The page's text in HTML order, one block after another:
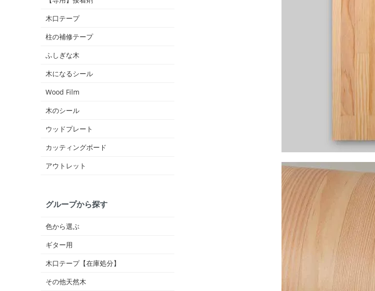
木口テープ
柱の補修テープ
ふしぎな木
木になるシール
Wood Film
木のシール
ウッドプレート
カッティングボード
アウトレット
グループから探す
色から選ぶ
ギター用
木口テープ【在庫処分】
その他天然木